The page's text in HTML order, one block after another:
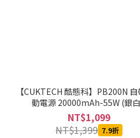
【CUKTECH 酷態科】PB200N
動電源 20000mAh-55W (銀
MOBCUKPOBOR046
NT$1,099
NT$1,399 7.9折